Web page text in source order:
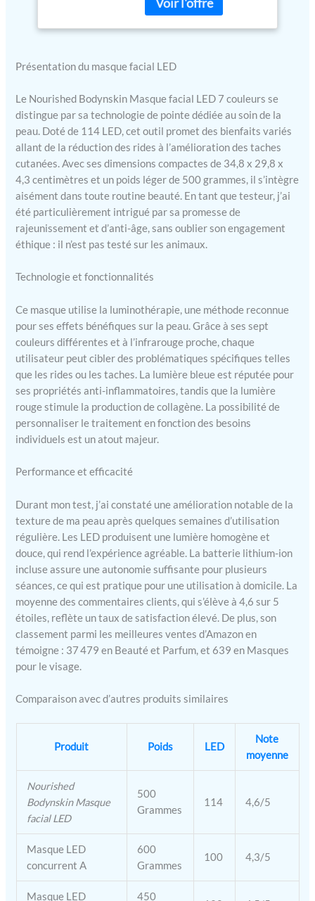
pour une régénération plus
mW/cm² Dispositif
luminothérapie faciale :
Avec 456 LED réparties sur
114 ampoules,
stratégiquement placées
de qualité médicale pour
cibler les zones souvent
négligées, comme les rides
du sourire et les plis au-
dessus des lèvres
Complément à la routine
thérapie lumineuse rapide
et rouge peut aider à lisser
les rides, équilibrer l'huile
de la zone T, stimuler le
collagène, et améliorer les
signes de vieillissement, les
éruptions cutanées et le
teint inégal Masque LED
ergonomique : Souple et
ajusté pour un régime de
beauté facile à domicile ou
multitâche, offrant confort
en déplacement Idée de
cadeau de soin personnel :
Masque facial élégamment
emballé pour vos proches
ou pour simplement
améliorer vos fournitures
d'esthéticienne ; inclut des
accessoires essentiels, un
garantie d'un an pour une
Présentation du masque facial LED
Le Nourished Bodynskin Masque facial LED 7 couleurs se
distingue par sa technologie de pointe dédiée au soin de la
peau. Doté de 114 LED, cet outil promet des bienfaits variés
allant de la réduction des rides à l’amélioration des taches
cutanées. Avec ses dimensions compactes de 34,8 x 29,8 x
4,3 centimètres et un poids léger de 500 grammes, il s’intègre
aisément dans toute routine beauté. En tant que testeur, j’ai
été particulièrement intrigué par sa promesse de
rajeunissement et d’anti-âge, sans oublier son engagement
éthique : il n’est pas testé sur les animaux.
Technologie et fonctionnalités
Ce masque utilise la luminothérapie, une méthode reconnue
pour ses effets bénéfiques sur la peau. Grâce à ses sept
couleurs différentes et à l’infrarouge proche, chaque
utilisateur peut cibler des problématiques spécifiques telles
que les rides ou les taches. La lumière bleue est réputée pour
ses propriétés anti-inflammatoires, tandis que la lumière
rouge stimule la production de collagène. La possibilité de
personnaliser le traitement en fonction des besoins
individuels est un atout majeur.
Performance et efficacité
Durant mon test, j’ai constaté une amélioration notable de la
texture de ma peau après quelques semaines d’utilisation
régulière. Les LED produisent une lumière homogène et
douce, qui rend l’expérience agréable. La batterie lithium-ion
incluse assure une autonomie suffisante pour plusieurs
séances, ce qui est pratique pour une utilisation à domicile. La
moyenne des commentaires clients, qui s’élève à 4,6 sur 5
étoiles, reflète un taux de satisfaction élevé. De plus, son
classement parmi les meilleures ventes d’Amazon en
témoigne : 37 479 en Beauté et Parfum, et 639 en Masques
pour le visage.
Comparaison avec d’autres produits similaires
Produit Poids LED
Note
moyenne
Nourished
Bodynskin Masque
facial LED
500
Grammes
114 4,6/5
Masque LED
concurrent A
600
Grammes
100 4,3/5
Masque LED 450